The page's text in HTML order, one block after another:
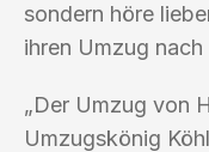
sondern höre
ihren Umzug
„Der Umzug von
Umzugskönig